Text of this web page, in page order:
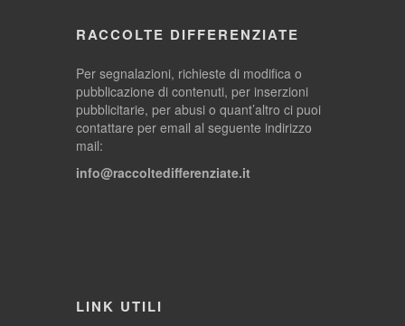
RACCOLTE DIFFERENZIATE
Per segnalazioni, richieste di modifica o
pubblicazione di contenuti, per inserzioni
pubblicitarie, per abusi o quant’altro ci puoi
contattare per email al seguente indirizzo
mail:
info@raccoltedifferenziate.it
LINK UTILI